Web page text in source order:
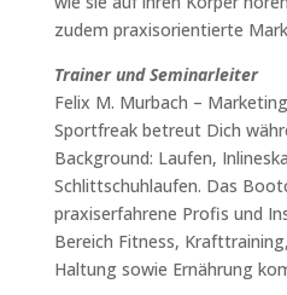
zudem praxisorientierte
Trainer und Seminarleiter
Felix M. Murbach –
Sportfreak betreut Dich
Background: Laufen,
Schlittschuhlaufen. Das
praxiserfahrene Profis und
Bereich Fitness,
Haltung sowie Ernährung